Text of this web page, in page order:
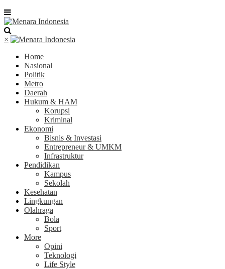
×
Home
Nasional
Politik
Metro
Daerah
Hukum & HAM
Korupsi
Kriminal
Ekonomi
Bisnis & Investasi
Entrepreneur & UMKM
Infrastruktur
Pendidikan
Kampus
Sekolah
Kesehatan
Lingkungan
Olahraga
Bola
Sport
More
Opini
Teknologi
Life Style